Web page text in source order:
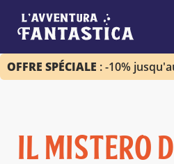
OFFRE SPÉCIALE : -10%
IL MISTERO